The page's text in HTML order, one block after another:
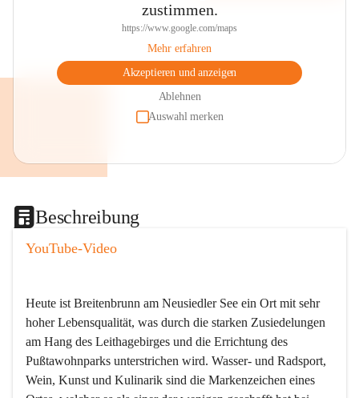
zustimmen.
https://www.google.com/maps
Mehr erfahren
Akzeptieren und anzeigen
Ablehnen
Auswahl merken
Beschreibung
YouTube-Video
Heute ist Breitenbrunn am Neusiedler See ein Ort mit sehr
hoher Lebensqualität, was durch die starken Zusiedelungen
am Hang des Leithagebirges und die Errichtung des
Pußtawohnparks unterstrichen wird. Wasser- und Radsport,
Wein, Kunst und Kulinarik sind die Markenzeichen eines